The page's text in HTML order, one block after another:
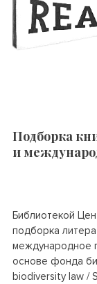
Подборка
и
Библиотекой
подборка
международное
основе фонда
biodiversity law /